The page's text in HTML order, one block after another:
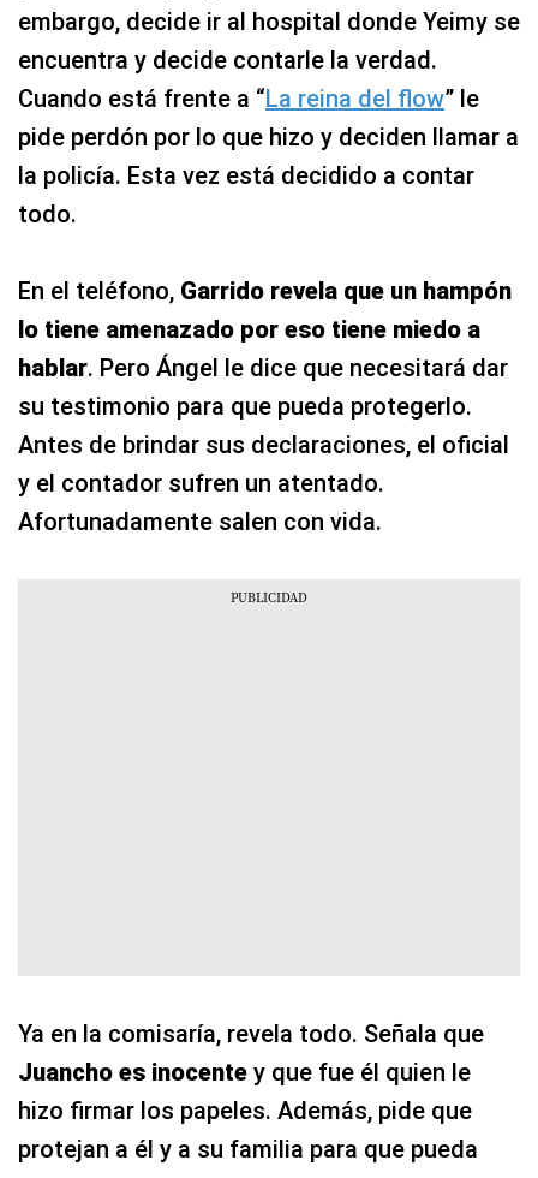
embargo, decide ir al hospital donde Yeimy se
encuentra y decide contarle la verdad.
Cuando está frente a “La reina del flow” le
pide perdón por lo que hizo y deciden llamar a
la policía. Esta vez está decidido a contar
todo.
En el teléfono, Garrido revela que un hampón
lo tiene amenazado por eso tiene miedo a
hablar. Pero Ángel le dice que necesitará dar
su testimonio para que pueda protegerlo.
Antes de brindar sus declaraciones, el oficial
y el contador sufren un atentado.
Afortunadamente salen con vida.
Ya en la comisaría, revela todo. Señala que
Juancho es inocente y que fue él quien le
hizo firmar los papeles. Además, pide que
protejan a él y a su familia para que pueda